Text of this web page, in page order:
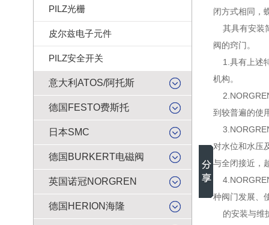
PILZ光栅
皮尔兹电子元件
PILZ安全开关
意大利ATOS/阿托斯
德国FESTO费斯托
日本SMC
德国BURKERT电磁阀
英国诺冠NORGREN
德国HERION海隆
闭方式相同，
其具有安装
阀的窍门。
1.具有上述
机构。
到较普遍的使
对水位和水压
与全闭接近，
种阀门发展、
的安装与维